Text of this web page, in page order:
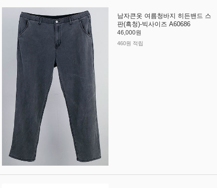
남자큰옷 여름청바지 히든밴드 스
판(흑청)-빅사이즈 A60686
46,000원
460원 적립